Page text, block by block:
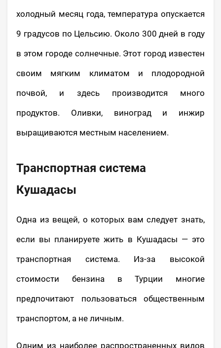
холодный месяц года, температура опускается
9 градусов по Цельсию. Около 300 дней в году
в этом городе солнечные. Этот город известен
своим мягким климатом и плодородной
почвой, и здесь производится много
продуктов. Оливки, виноград и инжир
выращиваются местным населением.
Транспортная система
Кушадасы
Одна из вещей, о которых вам следует знать,
если вы планируете жить в Кушадасы — это
транспортная система. Из-за высокой
стоимости бензина в Турции многие
предпочитают пользоваться общественным
транспортом, а не личным.
Одним из наиболее распространенных видов